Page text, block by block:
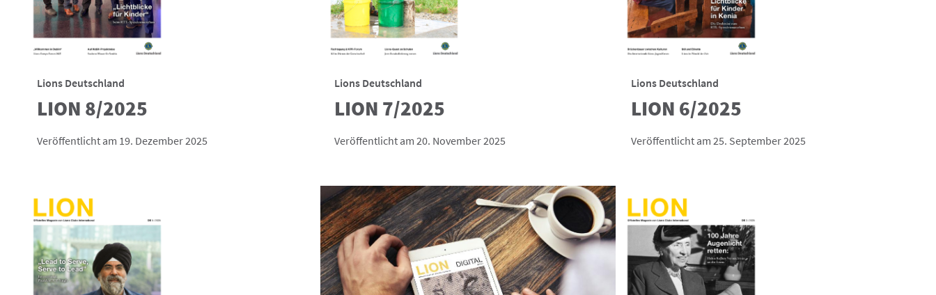
Lions Deutschland
LION 8/2025
Veröffentlicht am 19. Dezember 2025
Lions Deutschland
LION 7/2025
Veröffentlicht am 20. November 2025
Lions Deutschland
LION 6/2025
Veröffentlicht am 25. September 2025